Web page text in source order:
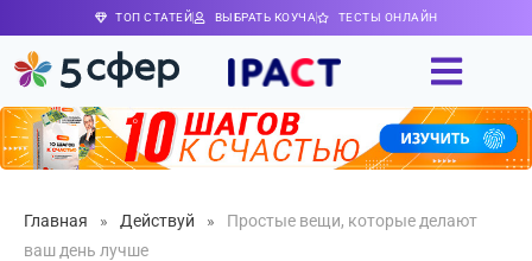
ТОП СТАТЕЙ ВЫБРАТЬ КОУЧА ТЕСТЫ ОНЛАЙН
Главная » Действуй »
Простые вещи, которые делают
ваш день лучше